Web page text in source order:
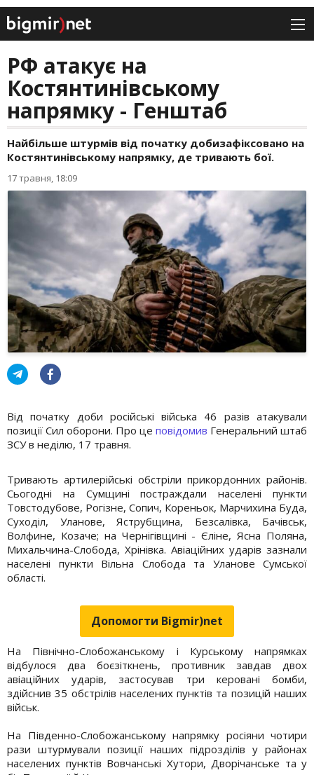
РФ атакує на
Костянтинівському
напрямку - Генштаб
Найбільше штурмів від початку добизафіксовано на
Костянтинівському напрямку, де тривають бої.
17 травня, 18:09
Від початку доби російські війська 46 разів атакували
позиції Сил оборони. Про це повідомив Генеральний штаб
ЗСУ в неділю, 17 травня.
Тривають артилерійські обстріли прикордонних районів.
Сьогодні на Сумщині постраждали населені пункти
Товстодубове, Рогізне, Сопич, Кореньок, Марчихина Буда,
Суходіл, Уланове, Яструбщина, Безсалівка, Бачівськ,
Волфине, Козаче; на Чернігівщині - Єліне, Ясна Поляна,
Михальчина-Слобода, Хрінівка. Авіаційних ударів зазнали
населені пункти Вільна Слобода та Уланове Сумської
області.
Допомогти Bigmir)net
На Північно-Слобожанському і Курському напрямках
відбулося два боєзіткнень, противник завдав двох
авіаційних ударів, застосував три керовані бомби,
здійснив 35 обстрілів населених пунктів та позицій наших
військ.
На Південно-Слобожанському напрямку росіяни чотири
рази штурмували позиції наших підрозділів у районах
населених пунктів Вовчанські Хутори, Дворічанське та у